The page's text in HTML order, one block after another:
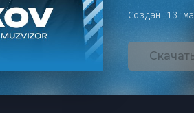
Создан 13
Необходимо
подписку
Если у вас
В случае
указанной